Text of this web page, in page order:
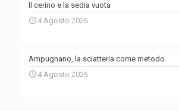
Il cerino e la sedia vuota
4 Agosto 2026
Ampugnano, la sciatteria come metodo
4 Agosto 2026